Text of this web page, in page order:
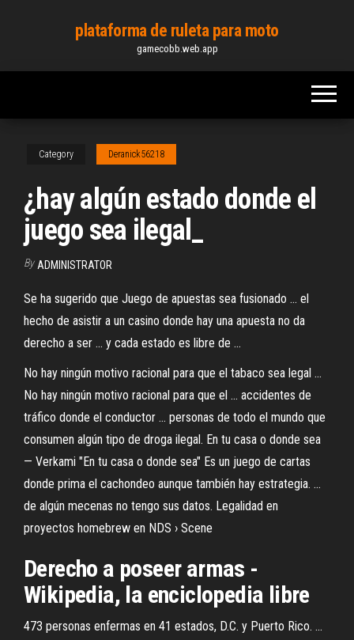
content
plataforma de ruleta para moto
gamecobb.web.app
Category Deranick56218
¿hay algún estado donde el
juego sea ilegal_
By ADMINISTRATOR
Se ha sugerido que Juego de apuestas sea fusionado ... el
hecho de asistir a un casino donde hay una apuesta no da
derecho a ser ... y cada estado es libre de ...
No hay ningún motivo racional para que el tabaco sea legal ...
No hay ningún motivo racional para que el ... accidentes de
tráfico donde el conductor ... personas de todo el mundo que
consumen algún tipo de droga ilegal. En tu casa o donde sea
— Verkami "En tu casa o donde sea" Es un juego de cartas
donde prima el cachondeo aunque también hay estrategia. ...
de algún mecenas no tengo sus datos. Legalidad en
proyectos homebrew en NDS › Scene
Derecho a poseer armas -
Wikipedia, la enciclopedia libre
473 personas enfermas en 41 estados, D.C. y Puerto Rico. ...